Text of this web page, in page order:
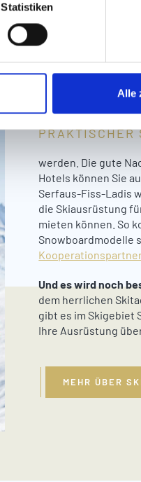
Statistiken
Alle
PRAKTISCHER
werden. Die gute
Hotels können Sie
Serfaus-Fiss-Ladis
die Skiausrüstung
mieten können. So
Snowboardmodelle
Und es wird noch
dem herrlichen
gibt es im Skigebiet
Ihre Ausrüstung
MEHR ÜBER